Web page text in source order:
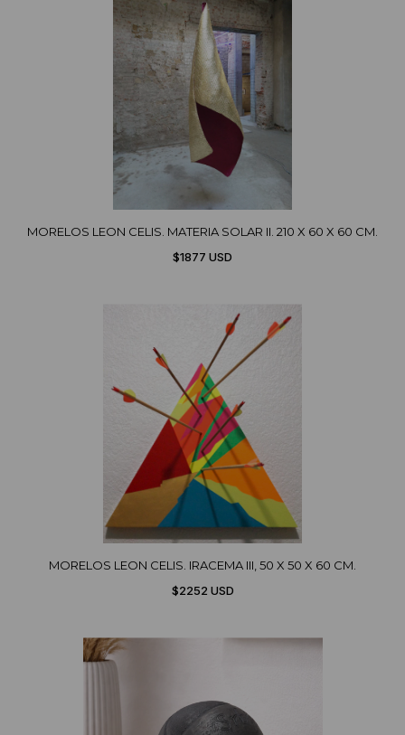
MORELOS LEON CELIS. MATERIA SOLAR II. 210 X 60 X 60 CM.
$1877 USD
MORELOS LEON CELIS. IRACEMA III, 50 X 50 X 60 CM.
$2252 USD